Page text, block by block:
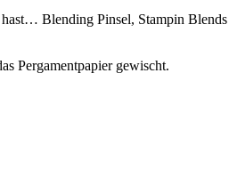
Blending Pinsel, Stampin Blends
Pergamentpapier gewischt.